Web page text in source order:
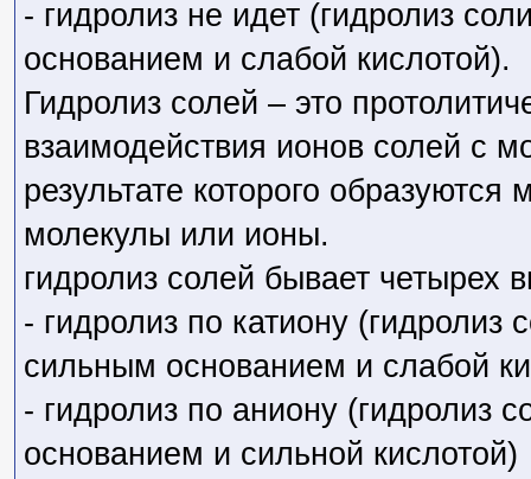
- гидролиз не идет (гидролиз
основанием и слабой кислотой).
Гидролиз солей – это
взаимодействия ионов солей с
результате которого
молекулы или ионы.
гидролиз солей бывает четырех
- гидролиз по катиону (гидролиз
сильным основанием и слабой
- гидролиз по аниону (гидролиз
основанием и сильной кислотой)